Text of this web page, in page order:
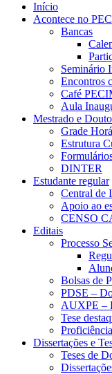
Início
Acontece no
Bancas
Seminário
Encontros
Café
Aula
Mestrado e
Grade
Estrutura
DINTER
Estudante regular
Central de
Apoio ao
CENSO
Editais
Processo
Bolsas de
PDSE –
AUXPE –
Tese
Dissertações e
Teses de